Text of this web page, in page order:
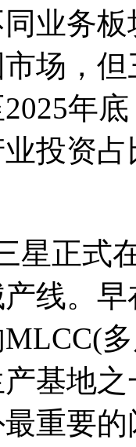
业务
场，
年
投资占
星正式
线。
基地
重要